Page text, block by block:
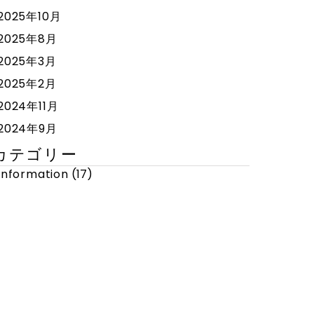
年10月
年8月
年3月
年2月
年11月
年9月
テゴリー
(17)